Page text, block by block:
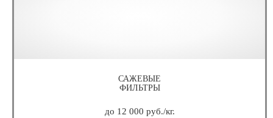
САЖЕВЫЕ
ФИЛЬТРЫ
до 12 000 руб./кг.